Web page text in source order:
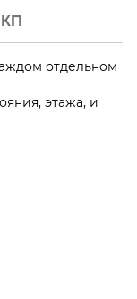
отдельном
этажа, и